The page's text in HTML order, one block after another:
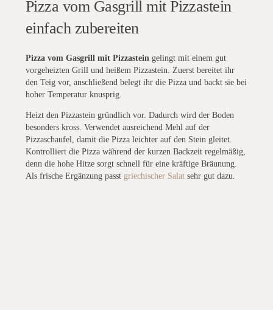
Pizza vom Gasgrill mit Pizzastein
einfach zubereiten
Pizza vom Gasgrill mit Pizzastein gelingt mit einem gut
vorgeheizten Grill und heißem Pizzastein. Zuerst bereitet ihr
den Teig vor, anschließend belegt ihr die Pizza und backt sie bei
hoher Temperatur knusprig.
Heizt den Pizzastein gründlich vor. Dadurch wird der Boden
besonders kross. Verwendet ausreichend Mehl auf der
Pizzaschaufel, damit die Pizza leichter auf den Stein gleitet.
Kontrolliert die Pizza während der kurzen Backzeit regelmäßig,
denn die hohe Hitze sorgt schnell für eine kräftige Bräunung.
Als frische Ergänzung passt griechischer Salat sehr gut dazu.